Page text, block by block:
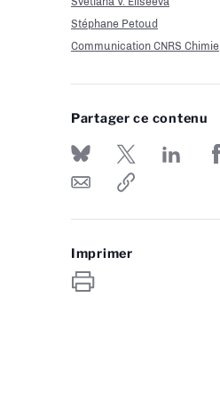
Stéphane Petoud
Communication CNRS Chimie
Partager ce contenu
Imprimer